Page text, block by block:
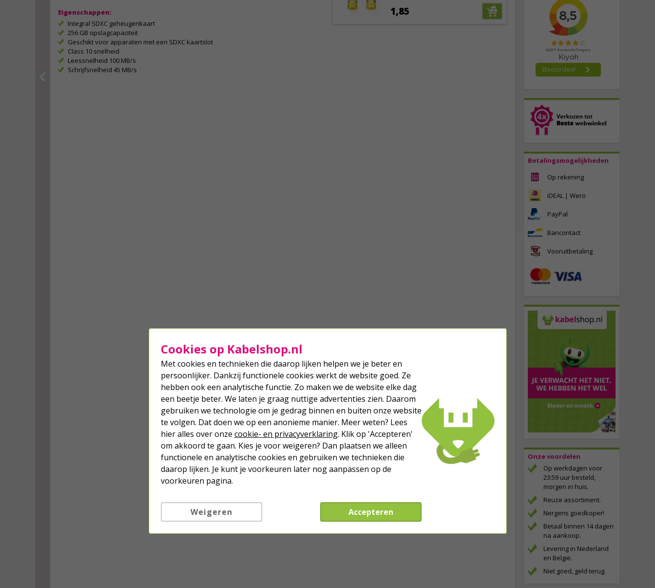
Betalingsmogelijkheden
Op rekening
iDEAL | Wero
PayPal
Bancontact
Vooruitbetaling
Onze voordelen
Op werkdagen voor
23:59 uur besteld,
morgen in huis.
Reuze assortiment.
Nergens goedkoper!
Betaal binnen 14 dagen
na aankoop.
Levering in Nederland
en België.
Niet goed, geld terug.
Eigenschappen:
Integral SDXC geheugenkaart
256 GB opslagcapaciteit
Geschikt voor apparaten met een SDXC kaartslot
Class 10 snelheid
Leessnelheid 100 MB/s
Schrijfsnelheid 45 MB/s
1,85
Cookies op Kabelshop.nl
Met cookies en technieken die daarop lijken helpen we je beter en
persoonlijker. Dankzij functionele cookies werkt de website goed. Ze
hebben ook een analytische functie. Zo maken we de website elke dag
een beetje beter. We laten je graag nuttige advertenties zien. Daarom
gebruiken we technologie om je gedrag binnen en buiten onze website
te volgen. Dat doen we op een anonieme manier. Meer weten? Lees
hier alles over onze cookie- en privacyverklaring. Klik op 'Accepteren'
om akkoord te gaan. Kies je voor weigeren? Dan plaatsen we alleen
functionele en analytische cookies en gebruiken we technieken die
daarop lijken. Je kunt je voorkeuren later nog aanpassen op de
voorkeuren pagina.
Accepteren
Weigeren